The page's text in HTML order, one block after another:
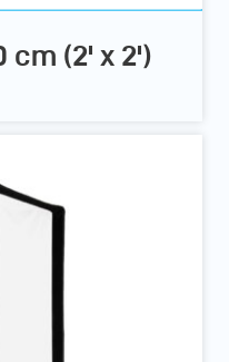
cm (2' x 2')